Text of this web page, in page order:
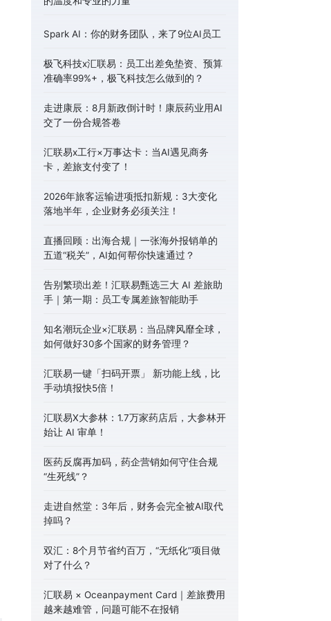
Spark AI：你的财务团队，来了9位AI员工
极飞科技x汇联易：员工出差免垫资、预算
准确率99%+，极飞科技怎么做到的？
走进康辰：8月新政倒计时！康辰药业用AI
交了一份合规答卷
汇联易x工行×万事达卡：当AI遇见商务
卡，差旅支付变了！
2026年旅客运输进项抵扣新规：3大变化
落地半年，企业财务必须关注！
直播回顾：出海合规｜一张海外报销单的
五道“税关”，AI如何帮你快速通过？
告别繁琐出差！汇联易甄选三大 AI 差旅助
手｜第一期：员工专属差旅智能助手
知名潮玩企业×汇联易：当品牌风靡全球，
如何做好30多个国家的财务管理？
汇联易一键「扫码开票」 新功能上线，比
手动填报快5倍！
汇联易X大参林：1.7万家药店后，大参林开
始让 AI 审单！
医药反腐再加码，药企营销如何守住合规
“生死线”？
走进自然堂：3年后，财务会完全被AI取代
掉吗？
双汇：8个月节省约百万，“无纸化”项目做
对了什么？
汇联易 × Oceanpayment Card｜差旅费用
越来越难管，问题可能不在报销